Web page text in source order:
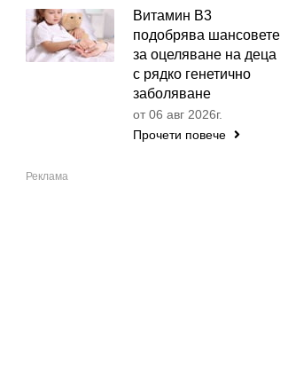
Витамин B3
подобрява шансовете
за оцеляване на деца
с рядко генетично
заболяване
от 06 авг 2026г.
Прочети повече